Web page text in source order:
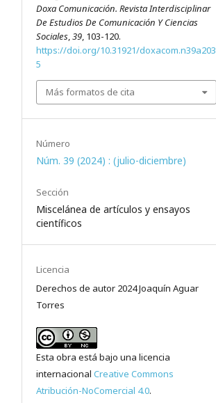
Número
Núm. 39 (2024) : (julio-diciembre)
Sección
Miscelánea de artículos y ensayos
científicos
Licencia
Derechos de autor 2024 Joaquín Aguar
Torres
Esta obra está bajo una licencia
internacionalCreative Commons
Atribución-NoComercial 4.0.
Doxa Comunicación. Revista Interdisciplinar
De Estudios De Comunicación Y Ciencias
Sociales,39, 103-120.
https://doi.org/10.31921/doxacom.n39a203
5
Más formatos de cita